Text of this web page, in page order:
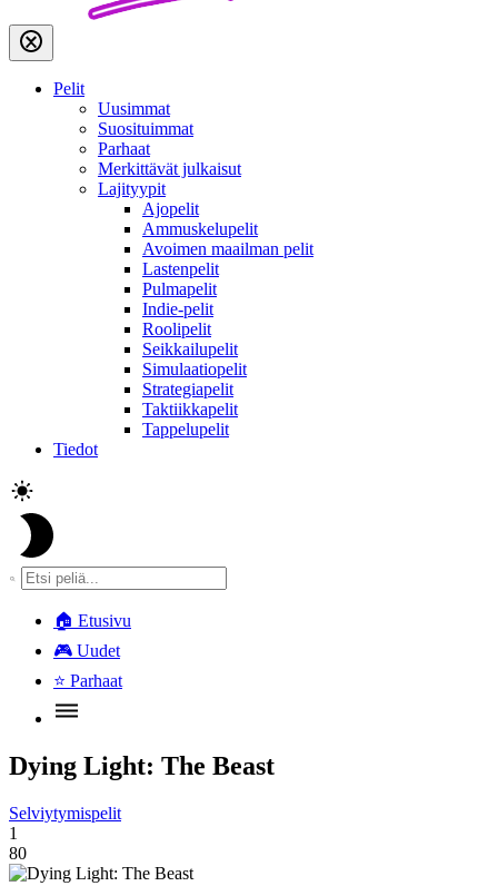
Pelit
Uusimmat
Suosituimmat
Parhaat
Merkittävät julkaisut
Lajityypit
Ajopelit
Ammuskelupelit
Avoimen maailman pelit
Lastenpelit
Pulmapelit
Indie-pelit
Roolipelit
Seikkailupelit
Simulaatiopelit
Strategiapelit
Taktiikkapelit
Tappelupelit
Tiedot
🏠 Etusivu
🎮 Uudet
⭐ Parhaat
Dying Light: The Beast
Selviytymispelit
1
80